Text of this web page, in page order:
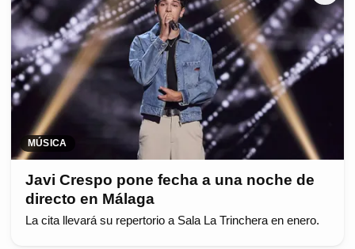
MÚSICA
Javi Crespo pone fecha a una noche de
directo en Málaga
La cita llevará su repertorio a Sala La Trinchera en enero.